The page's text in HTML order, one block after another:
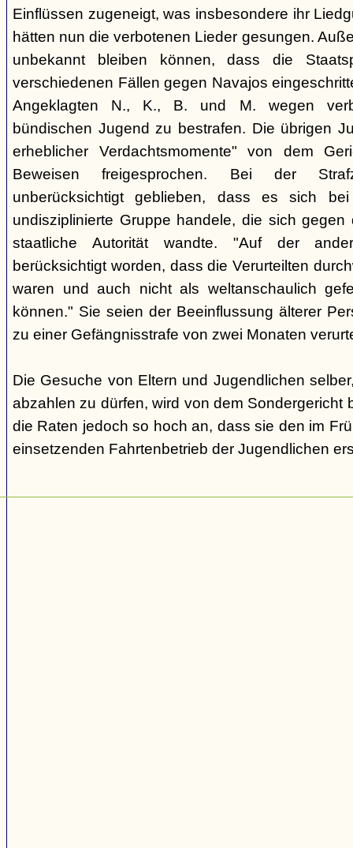
Einflüssen zugeneigt, was insbesondere ihr
hätten nun die verbotenen Lieder gesungen.
unbekannt bleiben können, dass die
verschiedenen Fällen gegen Navajos
Angeklagten N., K., B. und M. wegen
bündischen Jugend zu bestrafen. Die übrigen
erheblicher Verdachtsmomente" von dem
Beweisen freigesprochen. Bei der
unberücksichtigt geblieben, dass es sich
undisziplinierte Gruppe handele, die sich
staatliche Autorität wandte. "Auf der
berücksichtigt worden, dass die Verurteilten
waren und auch nicht als weltanschaulich
können." Sie seien der Beeinflussung älterer
zu einer Gefängnisstrafe von zwei Monaten
Die Gesuche von Eltern und Jugendlichen
abzahlen zu dürfen, wird von dem Sondergericht
die Raten jedoch so hoch an, dass sie den im
einsetzenden Fahrtenbetrieb der Jugendlichen